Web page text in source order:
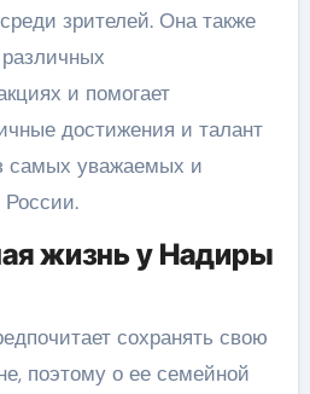
зрителей. Она также
и помогает
достижения и талант
самых уважаемых и
жизнь у Надиры
сохранять свою
поэтому о ее семейной